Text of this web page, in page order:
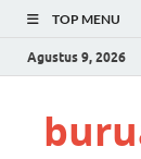
TOP MENU
Agustus 9, 2026